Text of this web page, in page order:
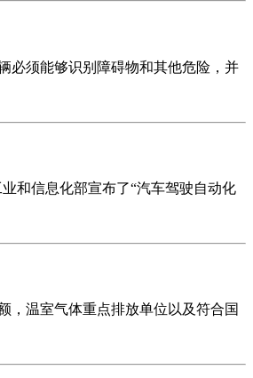
必须能够识别障碍物和其他危险，并
和信息化部宣布了“汽车驾驶自动化
，温室气体重点排放单位以及符合国